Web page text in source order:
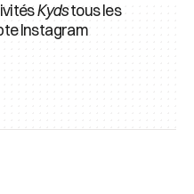
Kydstous les
Instagram